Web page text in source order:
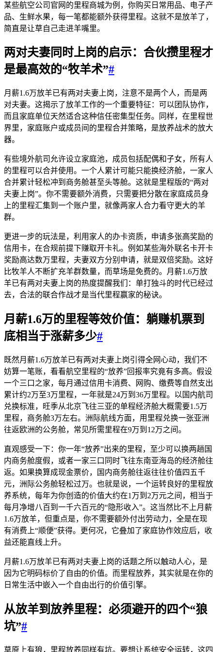
某些航空公司官网的里程商城为例，你购买日常用品、电子产
品、生鲜水果，每一笔都能额外获得里程。这就不是放羊了，
简直是让草自己走进羊嘴里。
两对夫妻同时上岗的启示：合伙攒里程才
是最高效的“牧羊术”#
月薪1.6万放羊已有两对夫妻上岗，注意不是两个人，而是两
对夫妻。这揭示了放羊工作的一个重要特征：可以团队协作，
而且家庭单位天然适合这种信任密集型任务。同样，在里程世
界里，家庭账户或成员间的里程合并策略，是放养战术的放大
器。
有些境外航司允许设立家庭池，成员包括配偶和子女，所有人
的里程可以合并使用。一个人累计可能只能换经济舱，一家人
合并累计轻松冲到商务舱甚至头等舱。这就是里程版的“两对
夫妻上岗”。你不需要额外消费，只需要把分散在家庭成员身
上的里程汇集到一个账户里，就像两家人合力看守更大的羊
群。
更进一步的玩法是，利用家人的办卡资质，申请多张高奖励的
信用卡，在合规前提下赚取开卡礼。例如某些海外联名卡开卡
奖励高达数万里程，夫妻双方分别申请，就是双倍奖励。这好
比牧羊人不断扩充羊群数量，而草场是免费的。月薪1.6万放
羊已有两对夫妻上岗的热度提醒我们：单打独斗的时代已经过
去，合法的联合作战才是当代里程赢家的秘诀。
月薪1.6万的里程等效价值：躺赚机票到
底相当于涨薪多少#
既然月薪1.6万放羊已有两对夫妻上岗引得全网心动，我们不
妨算一笔账，看看航空里程的“放养”回报率究竟有多高。假设
一个三口之家，每月通过信用卡消费、网购、缴费等自然支出
累计约2万至3万里程，一年就是24万到36万里程。以国内航司
兑换标准，旺季从北京飞往三亚的单程经济舱大概需要1.5万
里程，商务舱3万左右。洲际航线方面，用里程兑换一张亚洲
往返欧洲的公务舱，常见所需里程在9万到12万之间。
直观感受一下：你一年“放养”出来的里程，至少可以换两趟国
内商务舱度假，或者一家三口同时飞往东南亚海岛的经济舱往
返。如果换算成现金票价，国内商务舱往返往往价值四五千
元，洲际公务舱轻松过万。也就是说，一个运转良好的里程放
养系统，每年为你创造的价值大约在1万到2万元之间，相当于
每月净增八百到一千六百元的“隐形收入”。这当然比不上月薪
1.6万放羊，但重点是，你不需要额外付出劳动力，全是在现
有消费上“顺便”获得。更何况，它叠加了家庭协作效应后，收
益还能直线上升。
月薪1.6万放羊已有两对夫妻上岗的话题之所以触动人心，是
因为它明码标价了自由的价值。而里程放养，其实就是在你的
日常生活中嵌入一个自由出行的价值引擎。
从放羊到放养里程：必须避开的四个“狼
坑”#
草原上有狼，里程放养同样有坑。要想让系统安全运转，这四